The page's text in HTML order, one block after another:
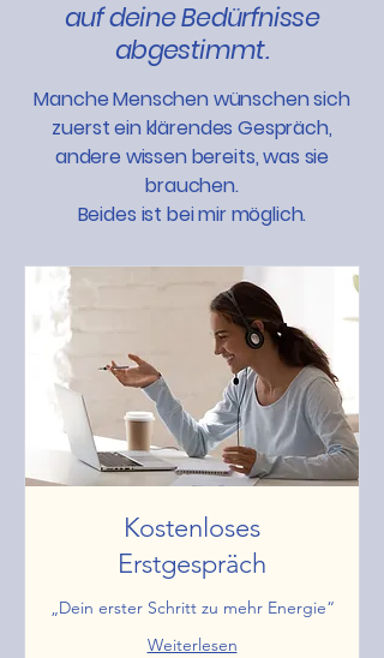
auf deine Bedürfnisse
abgestimmt.
Manche Menschen wünschen sich
zuerst ein klärendes Gespräch,
andere wissen bereits, was sie
brauchen.
Beides ist bei mir möglich.
Kostenloses
Erstgespräch
„Dein erster Schritt zu mehr Energie“
Weiterlesen